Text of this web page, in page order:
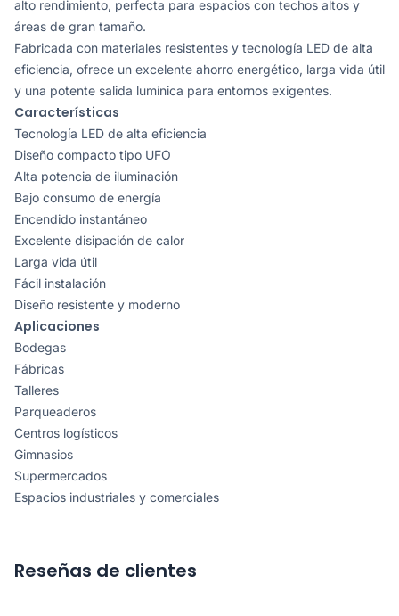
alto rendimiento, perfecta para espacios con techos altos y
áreas de gran tamaño.
Fabricada con materiales resistentes y tecnología LED de alta
eficiencia, ofrece un excelente ahorro energético, larga vida útil
y una potente salida lumínica para entornos exigentes.
Características
Tecnología LED de alta eficiencia
Diseño compacto tipo UFO
Alta potencia de iluminación
Bajo consumo de energía
Encendido instantáneo
Excelente disipación de calor
Larga vida útil
Fácil instalación
Diseño resistente y moderno
Aplicaciones
Bodegas
Fábricas
Talleres
Parqueaderos
Centros logísticos
Gimnasios
Supermercados
Espacios industriales y comerciales
Reseñas de clientes